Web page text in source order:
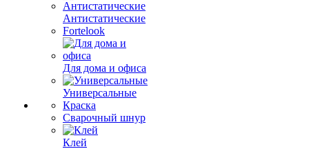
Антистатические
Fortelook
Для дома и офиса
Универсальные
Краска
Сварочный шнур
Клей